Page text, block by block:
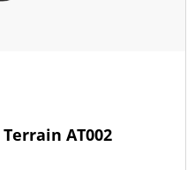
AT002